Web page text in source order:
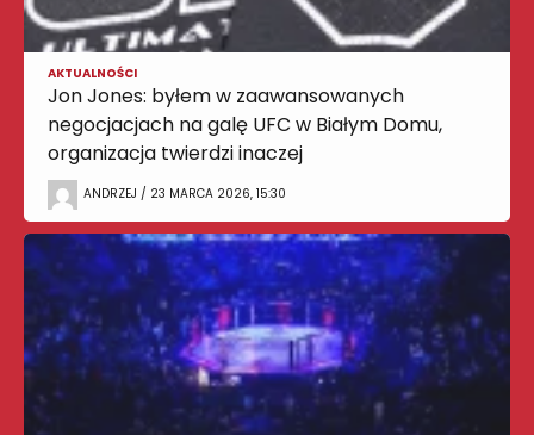
AKTUALNOŚCI
Jon Jones: byłem w zaawansowanych
negocjacjach na galę UFC w Białym Domu,
organizacja twierdzi inaczej
ANDRZEJ / 23 MARCA 2026, 15:30